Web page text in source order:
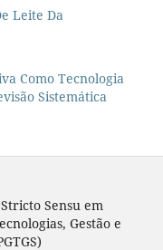
Leite Da
Como Tecnologia
Sistemática
Sensu em
Gestão e